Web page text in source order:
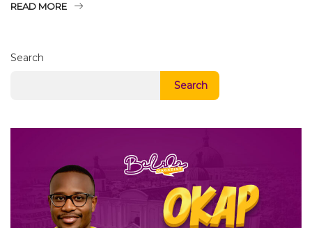
READ MORE
Search
Search